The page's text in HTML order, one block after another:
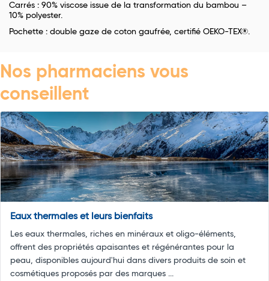
Carrés : 90% viscose issue de la transformation du bambou –
10% polyester.
Pochette : double gaze de coton gaufrée, certifié OEKO-TEX®.
Nos pharmaciens vous
conseillent
Eaux thermales et leurs bienfaits
Les eaux thermales, riches en minéraux et oligo-éléments,
offrent des propriétés apaisantes et régénérantes pour la
peau, disponibles aujourd'hui dans divers produits de soin et
cosmétiques proposés par des marques ...